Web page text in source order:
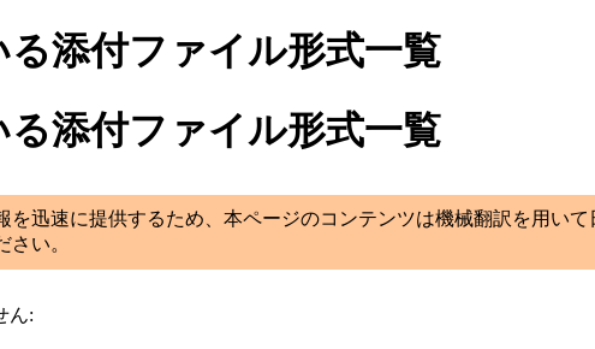
添付ファイル形式一覧
添付ファイル形式一覧
を迅速に提供するため、本ページのコンテンツは機械翻訳を用い
さい。
ん: